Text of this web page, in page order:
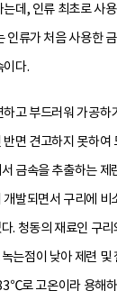
데, 인류 최초로 사
인류가 처음 사용한
이다.
고 부드러워 가공하
면 견고하지 못하여
금속을 추출하는 제
발되면서 구리에 비
. 청동의 재료인 구
는점이 낮아 제련 및
로 고온이라 용해